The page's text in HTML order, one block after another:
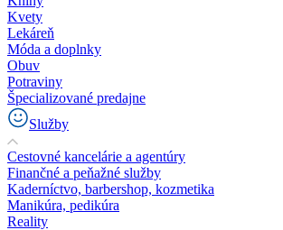
Kvety
Lekáreň
Móda a doplnky
Obuv
Potraviny
Špecializované predajne
Služby
Cestovné kancelárie a agentúry
Finančné a peňažné služby
Kaderníctvo, barbershop, kozmetika
Manikúra, pedikúra
Reality